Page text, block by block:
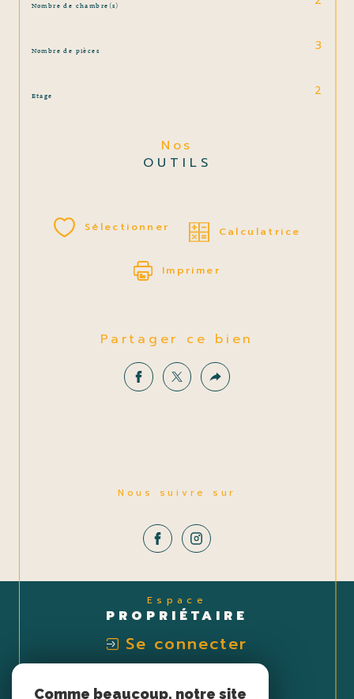
Nombre de chambre(s)
Nombre de pièces 3
Etage 2
Nos
OUTILS
Sélectionner Calculatrice
Imprimer
Partager ce bien
Nous suivre sur
Espace
PROPRIÉTAIRE
Se connecter
Comme beaucoup, notre site